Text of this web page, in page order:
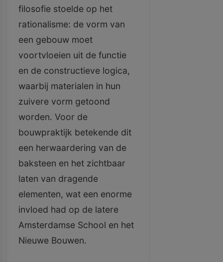
filosofie stoelde op het
rationalisme: de vorm van
een gebouw moet
voortvloeien uit de functie
en de constructieve logica,
waarbij materialen in hun
zuivere vorm getoond
worden. Voor de
bouwpraktijk betekende dit
een herwaardering van de
baksteen en het zichtbaar
laten van dragende
elementen, wat een enorme
invloed had op de latere
Amsterdamse School en het
Nieuwe Bouwen.